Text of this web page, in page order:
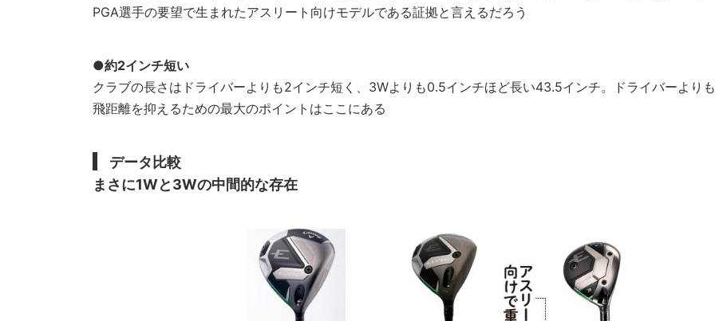
PGA選手の要望で生まれたアスリート向けモデルである証拠と言えるだろう
●約2インチ短い
クラブの長さはドライバーよりも2インチ短く、3Wよりも0.5インチほど長い43.5インチ。ドライバーよりも
飛距離を抑えるための最大のポイントはここにある
データ比較
まさに1Wと3Wの中間的な存在